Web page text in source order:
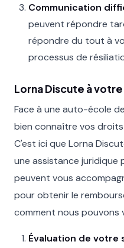
Communication
peuvent répondre
répondre du tout à
processus de
Lorna Discute à
Face à une auto-école
bien connaître vos
C'est ici que Lorna
une assistance juridique
peuvent vous
pour obtenir le
comment nous pouvons
Évaluation de votre